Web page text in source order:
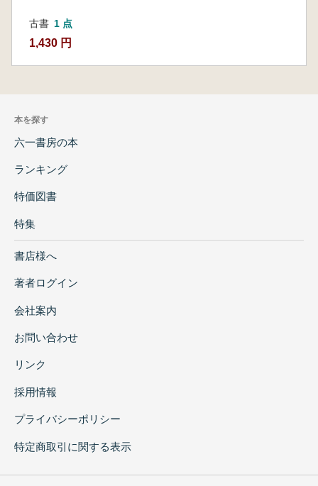
古書 1 点
1,430 円
本を探す
六一書房の本
ランキング
特価図書
特集
書店様へ
著者ログイン
会社案内
お問い合わせ
リンク
採用情報
プライバシーポリシー
特定商取引に関する表示